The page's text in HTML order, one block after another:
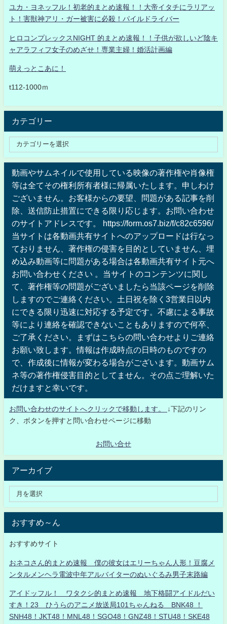
ユカ・ヨネッフル！初老的まとめ速報！！大帝イタチにラリアッ
ト！害獣神アリ・ガー被害に必殺！パイルドライバー
ヒロコンプレックスNIGHT 的まとめ速報！！子供が欲しいど陰キ
ャアラフィフ女子のめざせ！専業主婦！婚活計画編
萌えっとこあに！
t112-1000ｍ
カテゴリー
動画やサムネイルで使用している映像の著作権や肖像権
等は全てその権利所有者様に帰属いたします。申しわけ
ございません。お客様からの要望、問題がある記事を削
除、送信防止措置にできる限り応じます。お問い合わせ
のサイトアドレスです。 https://form.os7.biz/f/c82c6596/
当サイトは各動画共有サイトへのアップロードは行なっ
ておりません、著作権の侵害を目的としていません、埋
め込み動画等に問題がある場合は各動画共有サイト元へ
お問い合わせください 。当サイトのコンテンツに関し
て、著作権等の問題がございましたら当該ページを削除
しますのでご連絡ください。土日祝を除く3営業日以内
にできる限り迅速に対応する予定です。不慮による事故
等により連絡を確認できないこともありますので何卒、
ご了承ください。まずはこちらの問い合わせよりご連絡
お願い致します。情報は作成時点の日時のものですの
で、作成後に情報が変わる場合がございます。動画サム
ネ等の著作権侵害目的としてません。その点ご理解いた
だけますと幸いです。
お問い合わせのサイトへクリックで移動します。
↓下記のリン
ク、ボタンを押すと問い合わせページに移動
お問い合せ
アーカイブ
おすすめ～ん
おすすめサイト
おネコさん的まとめ速報 僕の彼女はエリーちゃん人形！豆腐メ
ンタルメンヘラ電波中年アルバイターのぬいぐるみ男子末路編
アイドッフル！ ワタクシ的まとめ速報 地下格闘アイドルだい
すき！23 ひうらのアニメ放送局101ちゃんねる BNK48 ！
SNH48！JKT48！MNL48！SGO48！GNZ48！STU48！SKE48